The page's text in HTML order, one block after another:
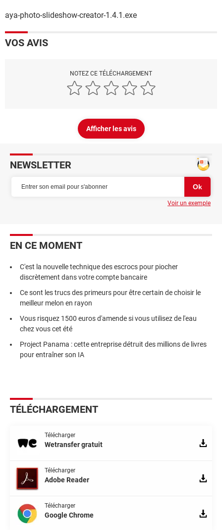
aya-photo-slideshow-creator-1.4.1.exe
VOS AVIS
NOTEZ CE TÉLÉCHARGEMENT
Afficher les avis
NEWSLETTER
Voir un exemple
EN CE MOMENT
C'est la nouvelle technique des escrocs pour piocher
discrètement dans votre compte bancaire
Ce sont les trucs des primeurs pour être certain de choisir le
meilleur melon en rayon
Vous risquez 1500 euros d'amende si vous utilisez de l'eau
chez vous cet été
Project Panama : cette entreprise détruit des millions de livres
pour entraîner son IA
TÉLÉCHARGEMENT
Télécharger
Wetransfer gratuit
Télécharger
Adobe Reader
Télécharger
Google Chrome